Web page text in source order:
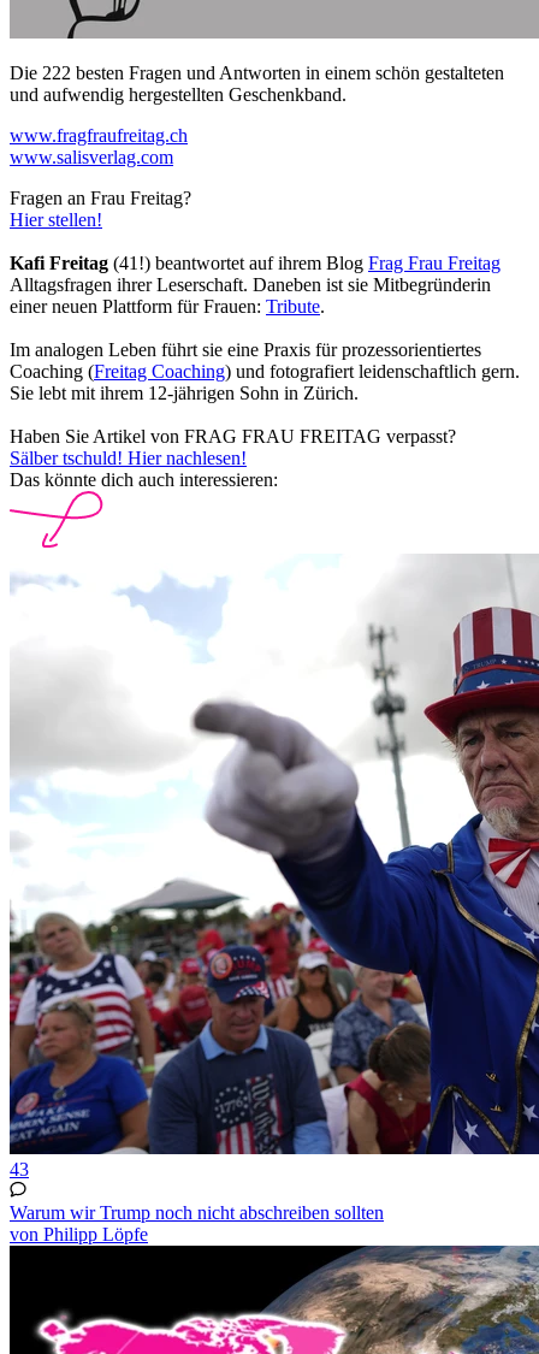
Die 222 besten Fragen und Antworten in einem schön gestalteten
und aufwendig hergestellten Geschenkband.
www.fragfraufreitag.ch
www.salisverlag.com
Fragen an Frau Freitag? ​
Hier stellen!
Kafi Freitag (41!) beantwortet auf ihrem Blog Frag Frau Freitag
Alltagsfragen ihrer Leserschaft. Daneben ist sie Mitbegründerin
einer neuen Plattform für Frauen: Tribute.
Im analogen Leben führt sie eine Praxis für prozessorientiertes
Coaching (Freitag Coaching) und fotografiert leidenschaftlich gern.
Sie lebt mit ihrem 12-jährigen Sohn in Zürich.
Haben Sie Artikel von FRAG FRAU FREITAG verpasst?
Sälber tschuld! Hier nachlesen!
Das könnte dich auch interessieren:
43
Warum wir Trump noch nicht abschreiben sollten
von Philipp Löpfe